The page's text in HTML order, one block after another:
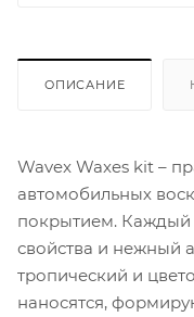
ОПИСАНИЕ
Wavex Waxes kit –
автомобильных
покрытием. Каждый
свойства и нежный
тропический и
наносятся,